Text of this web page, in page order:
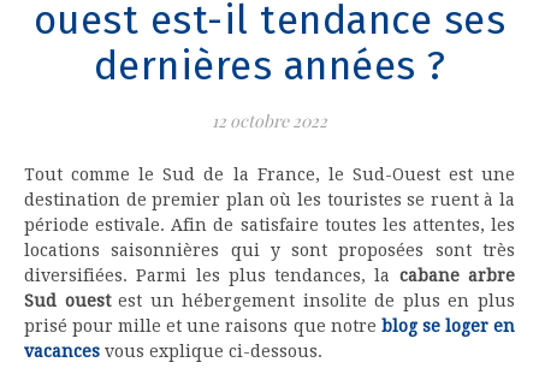
ouest est-il tendance ses
dernières années ?
12 octobre 2022
Tout comme le Sud de la France, le Sud-Ouest est une
destination de premier plan où les touristes se ruent à la
période estivale. Afin de satisfaire toutes les attentes, les
locations saisonnières qui y sont proposées sont très
diversifiées. Parmi les plus tendances, la cabane arbre
Sud ouestest un hébergement insolite de plus en plus
prisé pour mille et une raisons que notre blog se loger en
vacances vous explique ci-dessous.